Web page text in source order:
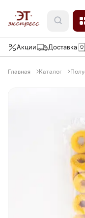
Акции Доставка
Главная Каталог